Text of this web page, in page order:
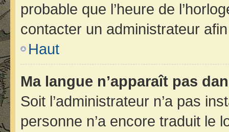
probable que l’heure de
contacter un administrateur
Haut
Ma langue n’apparaît pas
Soit l’administrateur n’a pas
personne n’a encore traduit le